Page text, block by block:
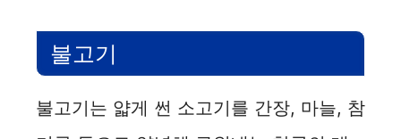
불고기
불고기는 얇게 썬 소고기를 간장, 마늘, 참